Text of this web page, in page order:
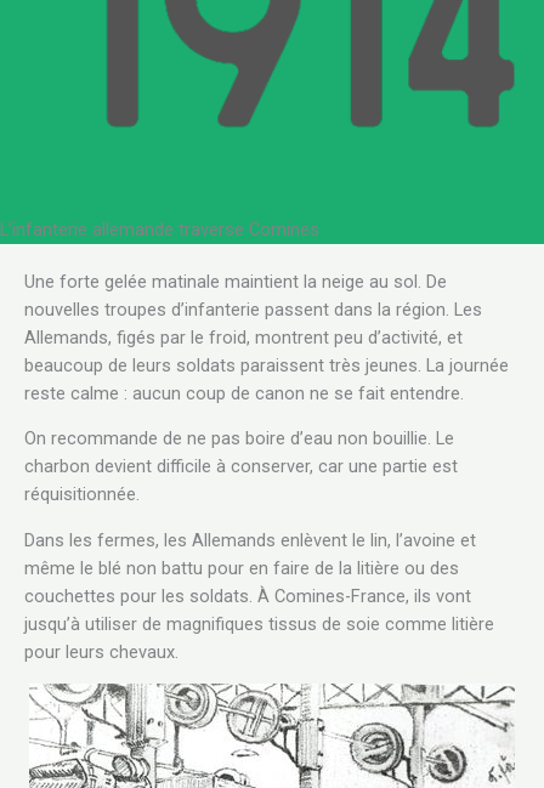
L’infanterie allemande traverse Comines
Une forte gelée matinale maintient la neige au sol. De
nouvelles troupes d’infanterie passent dans la région. Les
Allemands, figés par le froid, montrent peu d’activité, et
beaucoup de leurs soldats paraissent très jeunes. La journée
reste calme : aucun coup de canon ne se fait entendre.
On recommande de ne pas boire d’eau non bouillie. Le
charbon devient difficile à conserver, car une partie est
réquisitionnée.
Dans les fermes, les Allemands enlèvent le lin, l’avoine et
même le blé non battu pour en faire de la litière ou des
couchettes pour les soldats. À Comines-France, ils vont
jusqu’à utiliser de magnifiques tissus de soie comme litière
pour leurs chevaux.